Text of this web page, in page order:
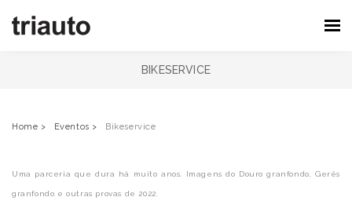
BIKESERVICE
Home > Eventos > Bikeservice
Uma parceria que dura há muito anos. Imagens do Douro granfondo, Gerês
granfondo e outras provas de 2022.